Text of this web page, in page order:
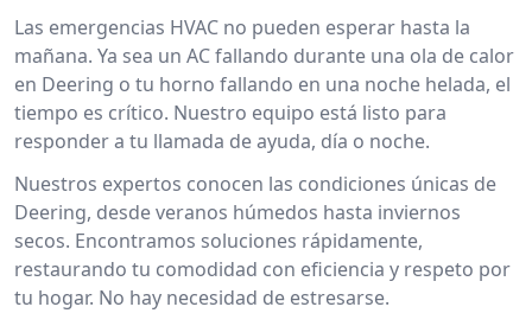
Las emergencias HVAC no pueden esperar hasta la
mañana. Ya sea un AC fallando durante una ola de calor
en Deering o tu horno fallando en una noche helada, el
tiempo es crítico. Nuestro equipo está listo para
responder a tu llamada de ayuda, día o noche.
Nuestros expertos conocen las condiciones únicas de
Deering, desde veranos húmedos hasta inviernos
secos. Encontramos soluciones rápidamente,
restaurando tu comodidad con eficiencia y respeto por
tu hogar. No hay necesidad de estresarse.